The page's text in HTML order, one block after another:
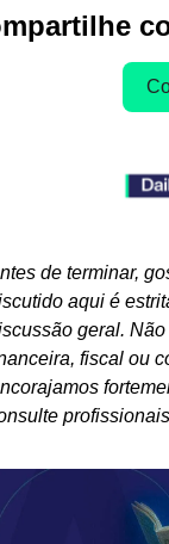
de terminar,
aqui é
geral.
fiscal ou